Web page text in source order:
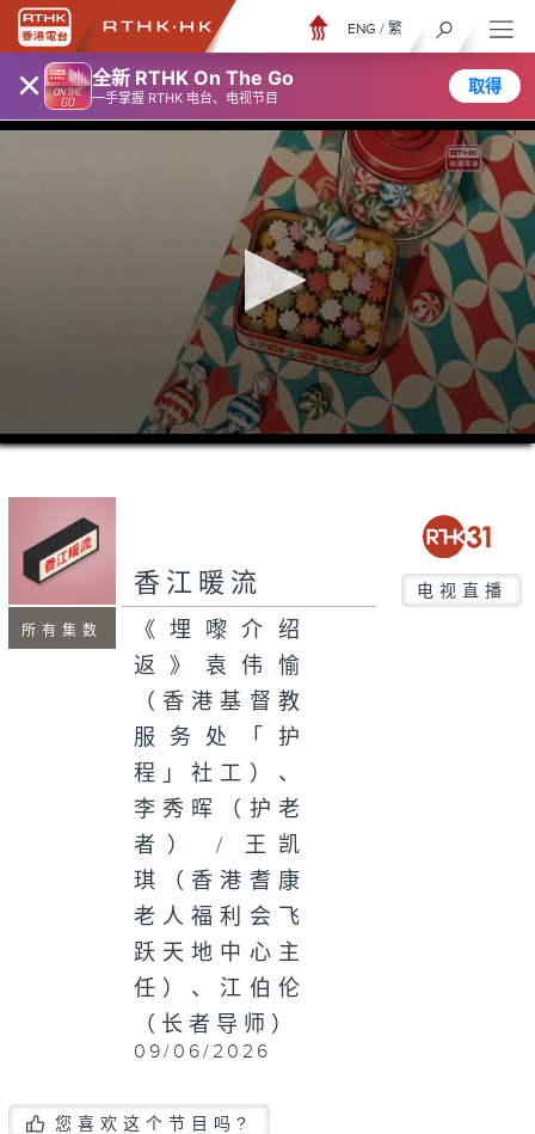
× 全新 RTHK On The Go
一手掌握 RTHK 电台、电视节目
取得
ENG / 繁
0
seconds
seconds
所有集数
香江暖流 电视直播
《埋嚟介绍
返》袁伟愉
（香港基督教
服务处「护
程」社工）、
李秀晖（护老
者） / 王凯
琪（香港耆康
老人福利会飞
跃天地中心主
任）、江伯伦
（长者导师）
09/06/2026
您喜欢这个节目吗?